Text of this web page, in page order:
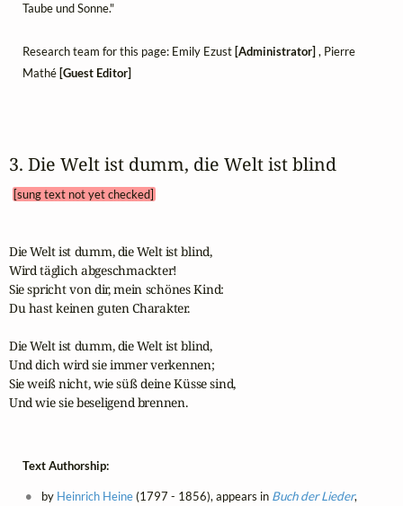
Taube und Sonne."
Research team for this page: Emily Ezust [Administrator] , Pierre
Mathé [Guest Editor]
3. Die Welt ist dumm, die Welt ist blind
[sung text not yet checked]
Die Welt ist dumm, die Welt ist blind,
Wird täglich abgeschmackter!
Sie spricht von dir, mein schönes Kind:
Du hast keinen guten Charakter.
Die Welt ist dumm, die Welt ist blind,
Und dich wird sie immer verkennen;
Sie weiß nicht, wie süß deine Küsse sind,
Und wie sie beseligend brennen.
Text Authorship:
by Heinrich Heine(1797 - 1856), appears in Buch der Lieder,